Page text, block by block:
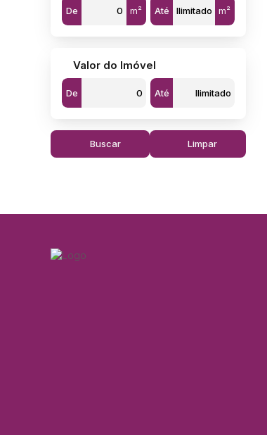
De m² Até m²
Valor do Imóvel
De Até
Buscar Limpar